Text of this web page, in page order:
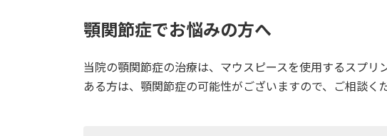
顎関節症でお悩みの方へ
当院の顎関節症の治療は、マウスピースを使用するスプ
ある方は、顎関節症の可能性がございますので、ご相談く